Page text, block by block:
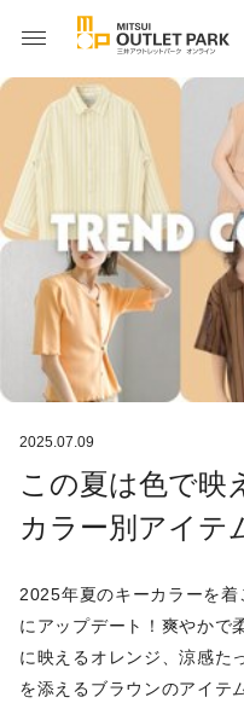
2025.07.09
この夏は色で映
カラー別アイテ
2025年夏のキーカラーを
にアップデート！爽やかで
に映えるオレンジ、涼感た
を添えるブラウンのアイテ